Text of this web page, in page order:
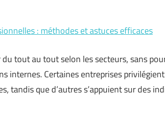
: méthodes et astuces efficaces
tout au tout selon les secteurs, sans
internes. Certaines entreprises
tandis que d’autres s’appuient sur des